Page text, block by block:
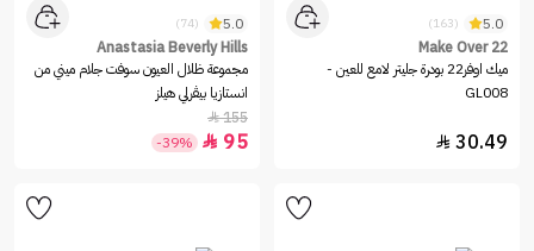
5.0
(163)
Make Over 22
ميك اوفر22 بودرة جليتر لامع للعين -
GL008
30.49

5.0
(74)
Anastasia Beverly Hills
مجموعة ظلال العيون سوفت جلام ميني من
انستازيا بيڤرلي هيلز
155

95

-39%